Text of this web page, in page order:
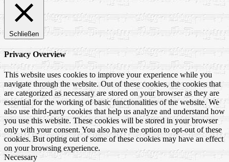
Schließen
Privacy Overview
This website uses cookies to improve your experience while you
navigate through the website. Out of these cookies, the cookies that
are categorized as necessary are stored on your browser as they are
essential for the working of basic functionalities of the website. We
also use third-party cookies that help us analyze and understand how
you use this website. These cookies will be stored in your browser
only with your consent. You also have the option to opt-out of these
cookies. But opting out of some of these cookies may have an effect
on your browsing experience.
Necessary